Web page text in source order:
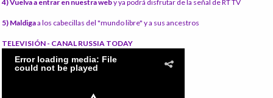
4) Vuelva a entrar en nuestra weby ya podrá disfrutar de la señal de RT TV
5) Maldigaa los cabecillas del "mundo libre" y a sus ancestros
TELEVISIÓN - CANAL RUSSIA TODAY